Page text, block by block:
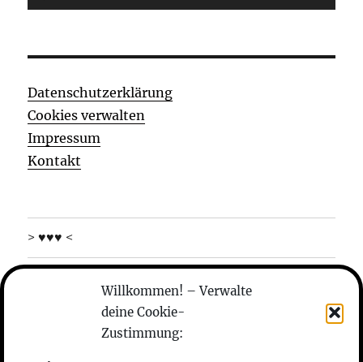
Willkommen! – Verwalte
deine Cookie-
Zustimmung:
Player
Datenschutzerklärung
Cookies verwalten
Impressum
Kontakt
> ♥♥♥ <
wer sind die